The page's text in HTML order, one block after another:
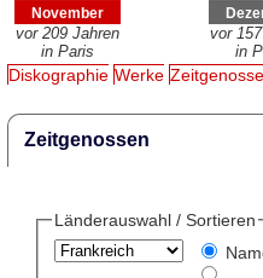
November
vor 209 Jahren
in Paris
vor
in
Diskographie Werke
Zeitgenossen
Länderauswahl / Sortieren